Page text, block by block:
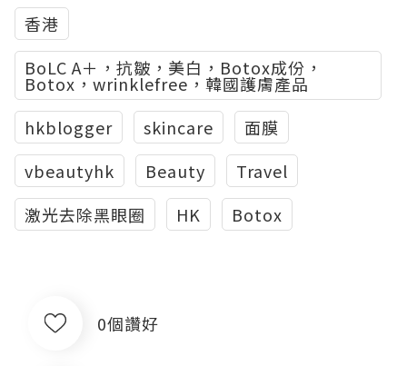
香港
BoLC A＋，抗皺，美白，Botox成份，
Botox，wrinklefree，韓國護膚產品
hkblogger
skincare
面膜
vbeautyhk
Beauty
Travel
激光去除黑眼圈
HK Botox
0個讚好